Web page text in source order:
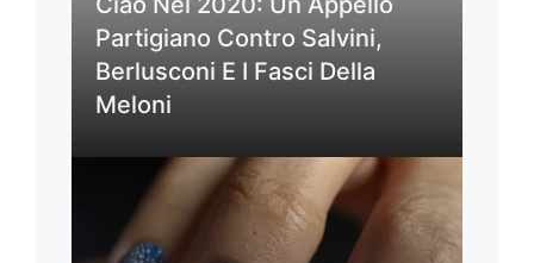
Partigiano Contro Salvini,
Berlusconi E I Fasci Della
Meloni